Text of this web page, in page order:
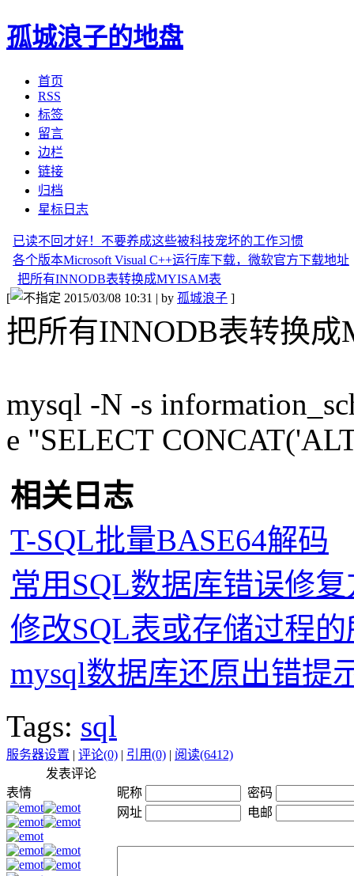
孤城浪子的地盘
首页
RSS
标签
留言
边栏
链接
归档
星标日志
已读不回才好！不要养成这些被科技宠坏的工作习惯
各个版本Microsoft Visual C++运行库下载，微软官方下载地址
把所有INNODB表转换成MYISAM表
[
2015/03/08 10:31 | by 孤城浪子 ]
把所有INNODB表转换
mysql -N -s
e "SELECT
相关日志
T-SQL批量BASE64解码
常用SQL数据库错误修
修改SQL表或存储过程
mysql数据库还原出错提
Tags: sql
服务器设置 | 评论(0) | 引用(0) | 阅读(6412)
发表评论
表情
昵称
密码
网址
电邮